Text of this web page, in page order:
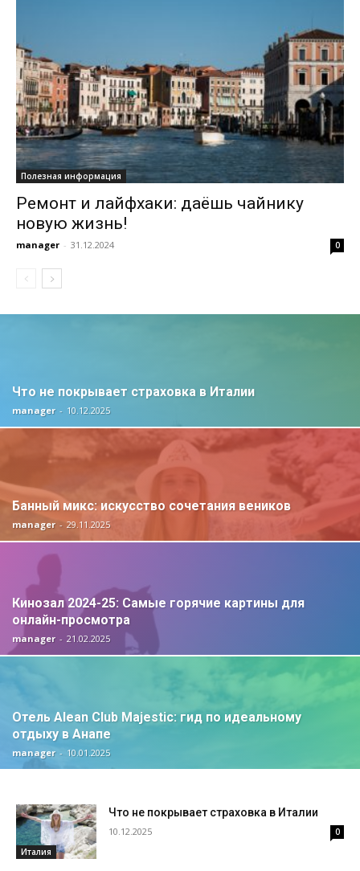
Полезная информация
Ремонт и лайфхаки: даёшь чайнику
новую жизнь!
manager - 31.12.2024 0
Что не покрывает страховка в Италии
manager - 10.12.2025
Банный микс: искусство сочетания веников
manager - 29.11.2025
Кинозал 2024-25: Самые горячие картины для
онлайн-просмотра
manager - 21.02.2025
Отель Alean Club Majestic: гид по идеальному
отдыху в Анапе
manager - 10.01.2025
Италия
Что не покрывает страховка в Италии
10.12.2025 0